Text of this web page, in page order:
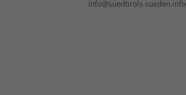
info@suedtirols-sueden.info